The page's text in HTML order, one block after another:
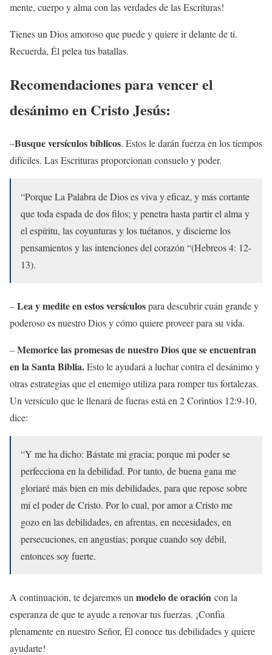
mente, cuerpo y alma con las verdades de las Escrituras!
Tienes un Dios amoroso que puede y quiere ir delante de ti.
Recuerda, Él pelea tus batallas.
Recomendaciones para vencer el
desánimo en Cristo Jesús:
–Busque versículos bíblicos. Estos le darán fuerza en los tiempos
difíciles. Las Escrituras proporcionan consuelo y poder.
“Porque La Palabra de Dios es viva y eficaz, y más cortante
que toda espada de dos filos; y penetra hasta partir el alma y
el espíritu, las coyunturas y los tuétanos, y discierne los
pensamientos y las intenciones del corazón “(Hebreos 4: 12-
13).
–Lea y medite en estos versículospara descubrir cuán grande y
poderoso es nuestro Dios y cómo quiere proveer para su vida.
–Memorice las promesas de nuestro Dios que se encuentran
en la Santa Biblia.Esto le ayudará a luchar contra el desánimo y
otras estrategias que el enemigo utiliza para romper tus fortalezas.
Un versículo que le llenará de fueras está en 2 Corintios 12:9-10,
dice:
“Y me ha dicho: Bástate mi gracia; porque mi poder se
perfecciona en la debilidad. Por tanto, de buena gana me
gloriaré más bien en mis debilidades, para que repose sobre
mí el poder de Cristo. Por lo cual, por amor a Cristo me
gozo en las debilidades, en afrentas, en necesidades, en
persecuciones, en angustias; porque cuando soy débil,
entonces soy fuerte.
A continuación, te dejaremos un modelo de oración con la
esperanza de que te ayude a renovar tus fuerzas. ¡Confía
plenamente en nuestro Señor, Él conoce tus debilidades y quiere
ayudarte!